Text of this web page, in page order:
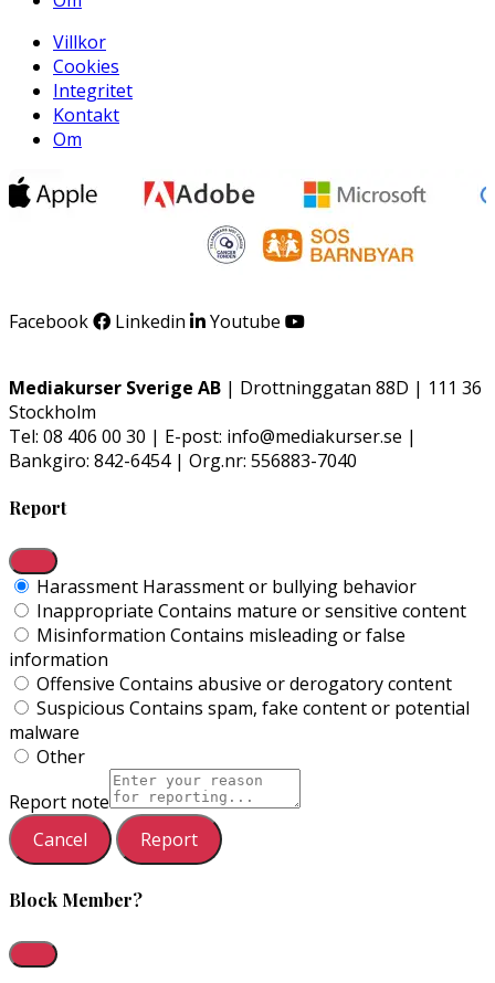
Villkor
Cookies
Integritet
Kontakt
Om
Facebook Linkedin Youtube
Mediakurser Sverige AB | Drottninggatan 88D | 111 36
Stockholm
Tel: 08 406 00 30 | E-post: info@mediakurser.se |
Bankgiro: 842-6454 | Org.nr: 556883-7040
Report
Harassment Harassment or bullying behavior
Inappropriate Contains mature or sensitive content
Misinformation Contains misleading or false
information
Offensive Contains abusive or derogatory content
Suspicious Contains spam, fake content or potential
malware
Other
Report note
Report
Block Member?